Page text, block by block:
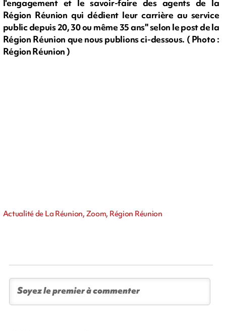
l'engagement et le savoir-faire des agents de la
Région Réunion qui dédient leur carrière au service
public depuis 20, 30 ou même 35 ans" selon le post de la
Région Réunion que nous publions ci-dessous. ( Photo :
Région Réunion )
Actualité de La Réunion, Zoom, Région Réunion